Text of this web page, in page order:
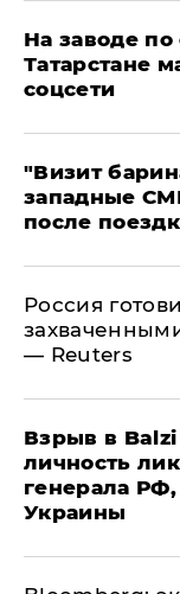
На заводе
Татарстане
соцсети
"Визит
западные
после
​Россия
— Reuters
​Взрыв в Balzi
личность
генерала
Украины